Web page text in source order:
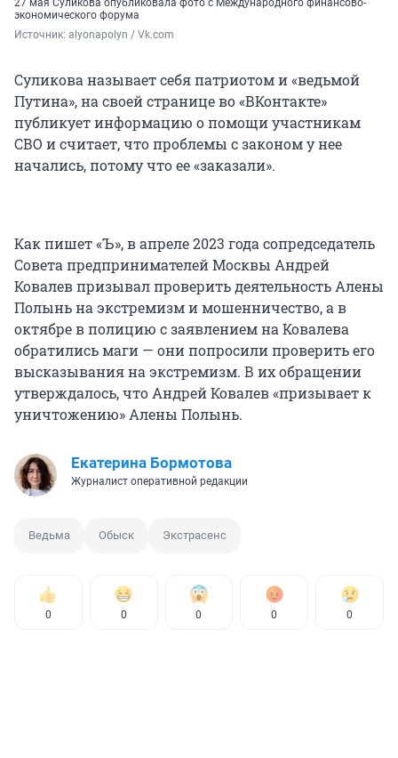
27 мая Суликова опубликовала фото с Международного финансово-
экономического форума
Источник: alyonapolyn / Vk.com
Суликова называет себя патриотом и «ведьмой
Путина», на своей странице во «ВКонтакте»
публикует информацию о помощи участникам
СВО и считает, что проблемы с законом у нее
начались, потому что ее «заказали».
Как пишет «Ъ», в апреле 2023 года сопредседатель
Совета предпринимателей Москвы Андрей
Ковалев призывал проверить деятельность Алены
Полынь на экстремизм и мошенничество, а в
октябре в полицию с заявлением на Ковалева
обратились маги — они попросили проверить его
высказывания на экстремизм. В их обращении
утверждалось, что Андрей Ковалев «призывает к
уничтожению» Алены Полынь.
Екатерина Бормотова
Журналист оперативной редакции
Ведьма Обыск Экстрасенс
0 0 0 0 0